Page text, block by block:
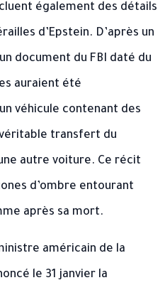
également des détails
d’Epstein. D’après un
document du FBI daté du
auraient été
véhicule contenant des
transfert du
autre voiture. Ce récit
d’ombre entourant
après sa mort.
américain de la
le 31 janvier la